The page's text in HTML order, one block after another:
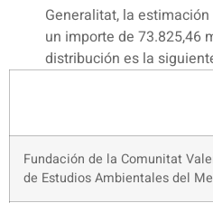
Generalitat, la
un importe de 73.825,46
distribución es la
Fundación de la Comunitat
de Estudios Ambientales del